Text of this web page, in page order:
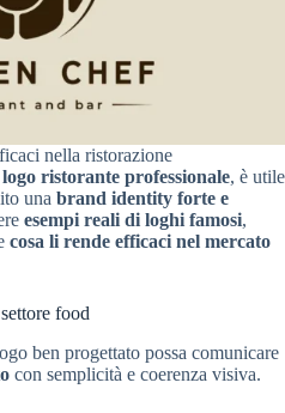
nella ristorazione
logo ristorante professionale, è utile
una brand identity forte e
esempi reali di loghi famosi,
cosa li rende efficaci nel mercato
food
ben progettato possa comunicare
con semplicità e coerenza visiva.